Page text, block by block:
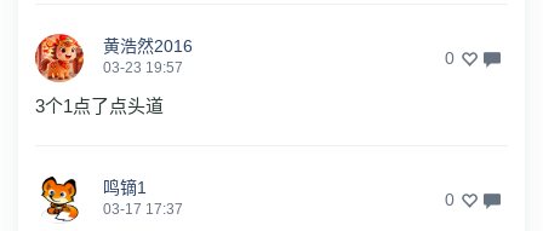
黄浩然2016
03-23 19:57 0
3个1点了点头道
鸣镝1
03-17 17:37 0